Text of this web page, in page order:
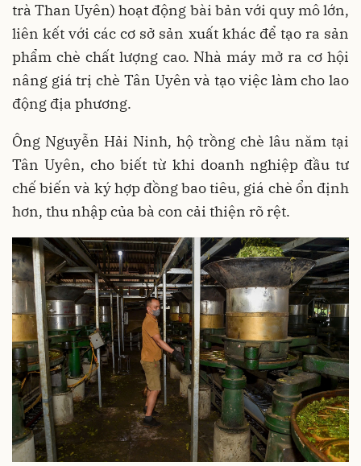
trà Than Uyên) hoạt động bài bản với quy mô lớn,
liên kết với các cơ sở sản xuất khác để tạo ra sản
phẩm chè chất lượng cao. Nhà máy mở ra cơ hội
nâng giá trị chè Tân Uyên và tạo việc làm cho lao
động địa phương.
Ông Nguyễn Hải Ninh, hộ trồng chè lâu năm tại
Tân Uyên, cho biết từ khi doanh nghiệp đầu tư
chế biến và ký hợp đồng bao tiêu, giá chè ổn định
hơn, thu nhập của bà con cải thiện rõ rệt.